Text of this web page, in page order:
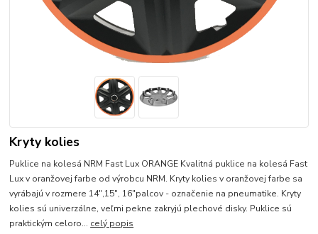
Kryty kolies
Puklice na kolesá NRM Fast Lux ORANGE Kvalitná puklice na kolesá Fast
Lux v oranžovej farbe od výrobcu NRM. Kryty kolies v oranžovej farbe sa
vyrábajú v rozmere 14",15", 16"palcov - označenie na pneumatike. Kryty
kolies sú univerzálne, veľmi pekne zakryjú plechové disky. Puklice sú
praktickým celoro... celý popis